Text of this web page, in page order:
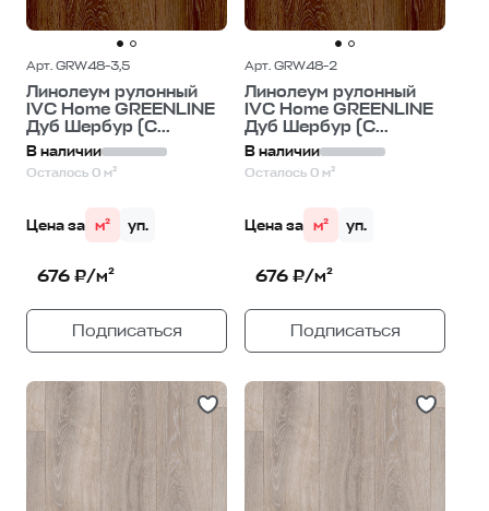
Арт. GRW48-3,5
Линолеум рулонный
IVC Home GREENLINE
Дуб Шербур (C...
В наличии
Осталось 0 м²
Цена за м² уп.
676 ₽/м²
Подписаться
Арт. GRW48-2
Линолеум рулонный
IVC Home GREENLINE
Дуб Шербур (C...
В наличии
Осталось 0 м²
Цена за м² уп.
676 ₽/м²
Подписаться